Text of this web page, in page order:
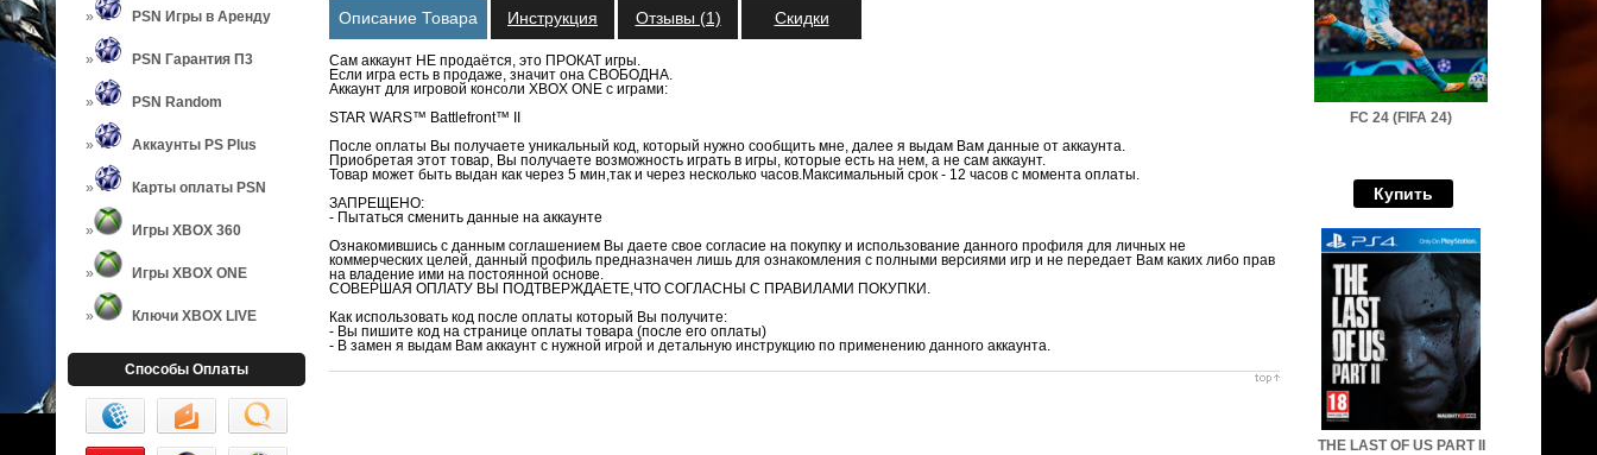
PSN Игры в Аренду
PSN Гарантия П3
PSN Random
Аккаунты PS Plus
Карты оплаты PSN
Игры XBOX 360
Игры XBOX ONE
Ключи XBOX LIVE
Способы Оплаты
FC 24 (FIFA 24)
Купить
THE LAST OF US PART II
Описание Товара Инструкция Отзывы (1) Скидки
Сам аккаунт НЕ продаётся, это ПРОКАТ игры.
Если игра есть в продаже, значит она СВОБОДНА.
Аккаунт для игровой консоли XBOX ONE c играми:
STAR WARS™ Battlefront™ II
После оплаты Вы получаете уникальный код, который нужно сообщить мне, далее я выдам Вам данные от аккаунта.
Приобретая этот товар, Вы получаете возможность играть в игры, которые есть на нем, а не сам аккаунт.
Товар может быть выдан как через 5 мин,так и через несколько часов.Максимальный срок - 12 часов с момента оплаты.
ЗАПРЕЩЕНО:
- Пытаться сменить данные на аккаунте
Ознакомившись с данным соглашением Вы даете свое согласие на покупку и использование данного профиля для личных не
коммерческих целей, данный профиль предназначен лишь для ознакомления с полными версиями игр и не передает Вам каких либо прав
на владение ими на постоянной основе.
СОВЕРШАЯ ОПЛАТУ ВЫ ПОДТВЕРЖДАЕТЕ,ЧТО СОГЛАСНЫ С ПРАВИЛАМИ ПОКУПКИ.
Как использовать код после оплаты который Вы получите:
- Вы пишите код на странице оплаты товара (после его оплаты)
- В замен я выдам Вам аккаунт с нужной игрой и детальную инструкцию по применению данного аккаунта.